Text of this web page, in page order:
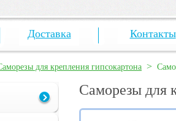
Доставка Контакты
для крепления гипсокартона >
Саморезы для